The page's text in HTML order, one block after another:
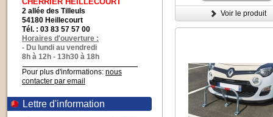
2 allée des Tilleuls
54180 Heillecourt
Tél. : 03 83 57 57 00
Horaires d'ouverture :
- Du lundi au vendredi
8h à 12h - 13h30 à 18h
Pour plus d'informations: nous
contacter par email
Lettre d'information
Voir le produit